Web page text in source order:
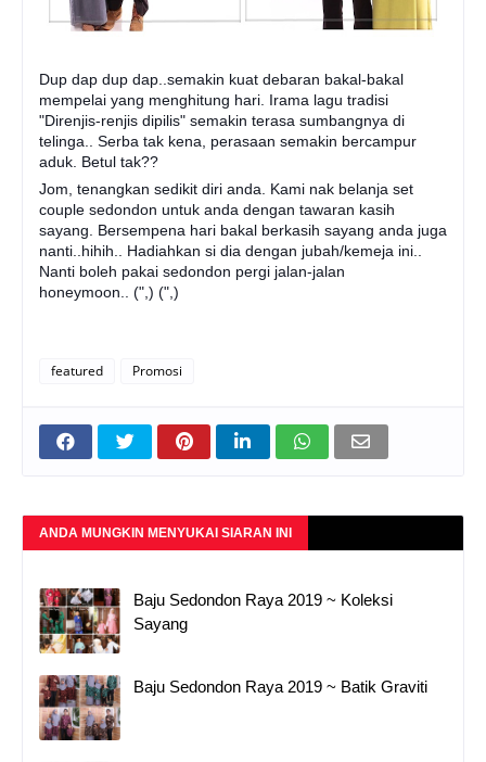
Dup dap dup dap..semakin kuat debaran bakal-bakal
mempelai yang menghitung hari. Irama lagu tradisi
"Direnjis-renjis dipilis" semakin terasa sumbangnya di
telinga.. Serba tak kena, perasaan semakin bercampur
aduk. Betul tak??
Jom, tenangkan sedikit diri anda. Kami nak belanja set
couple sedondon untuk anda dengan tawaran kasih
sayang. Bersempena hari bakal berkasih sayang anda juga
nanti..hihih.. Hadiahkan si dia dengan jubah/kemeja ini..
Nanti boleh pakai sedondon pergi jalan-jalan
honeymoon.. (",) (",)
featured Promosi
ANDA MUNGKIN MENYUKAI SIARAN INI
Baju Sedondon Raya 2019 ~ Koleksi
Sayang
Baju Sedondon Raya 2019 ~ Batik Graviti